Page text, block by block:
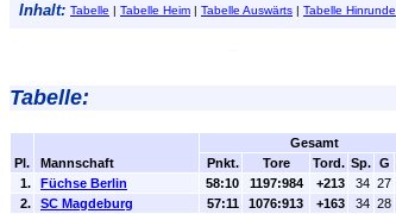
Inhalt: Tabelle | Tabelle Heim | Tabelle Auswärts | Tabelle Hinrunde
Tabelle:
Pl. Mannschaft
Gesamt
Pnkt. Tore Tord. Sp. G
1.
Füchse Berlin 58:10 1197:984 +213 34 27
2.
SC Magdeburg 57:11 1076:913 +163 34 28